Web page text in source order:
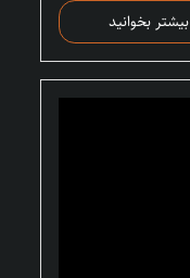
بیشتر بخوانید